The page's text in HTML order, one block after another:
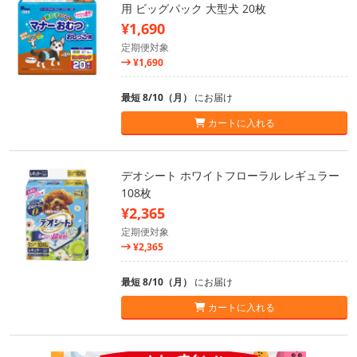
用 ビッグパック 大型犬 20枚
¥1,690
定期便対象
¥1,690
最短 8/10（月） にお届け
カートに入れる
デオシート ホワイトフローラル レギュラー
108枚
¥2,365
定期便対象
¥2,365
最短 8/10（月） にお届け
カートに入れる